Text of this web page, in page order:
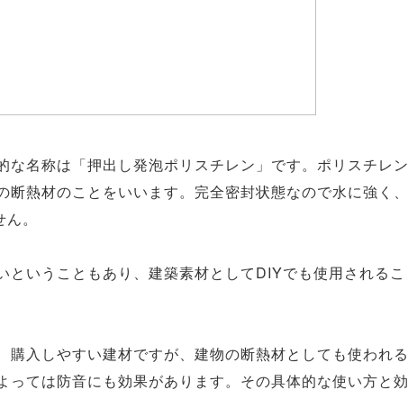
な名称は「押出し発泡ポリスチレン」です。ポリスチレン
熱材のことをいいます。完全密封状態なので水に強く、
。
いうこともあり、建築素材としてDIYでも使用されるこ
入しやすい建材ですが、建物の断熱材としても使われる
っては防音にも効果があります。その具体的な使い方と効